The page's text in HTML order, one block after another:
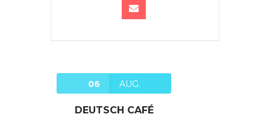
06 AUG.
DEUTSCH CAFÉ